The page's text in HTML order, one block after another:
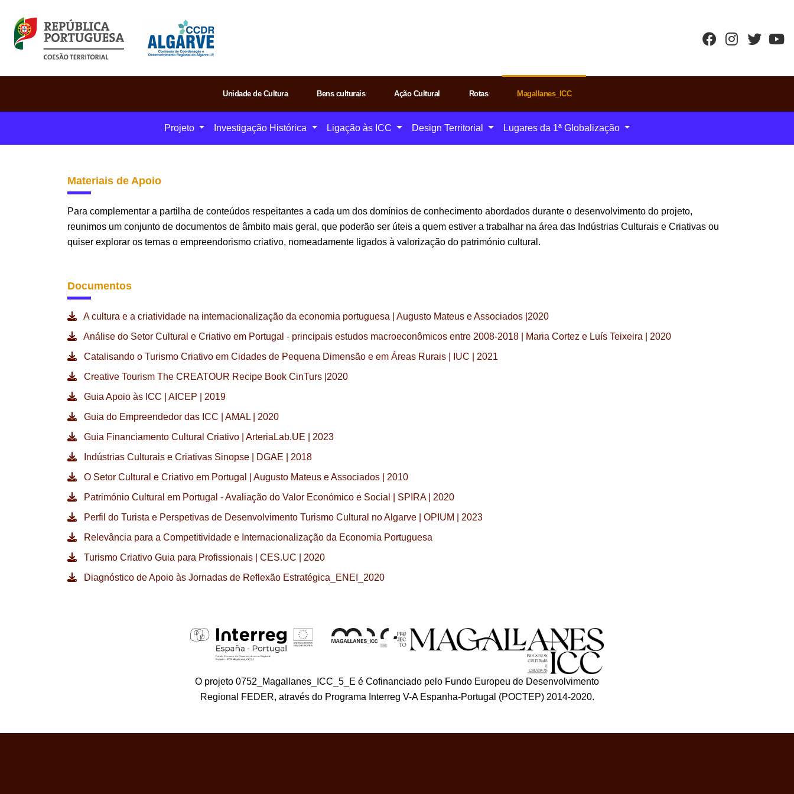
Unidade de Cultura Bens culturais Ação Cultural Rotas Magallanes_ICC
Projeto Investigação Histórica Ligação às ICC Design Territorial Lugares da 1ª Globalização
Materiais de Apoio
Para complementar a partilha de conteúdos respeitantes a cada um dos domínios de conhecimento abordados durante o desenvolvimento do projeto,
reunimos um conjunto de documentos de âmbito mais geral, que poderão ser úteis a quem estiver a trabalhar na área das Indústrias Culturais e Criativas ou
quiser explorar os temas o empreendorismo criativo, nomeadamente ligados à valorização do património cultural.
Documentos
A cultura e a criatividade na internacionalização da economia portuguesa | Augusto Mateus e Associados |2020
Análise do Setor Cultural e Criativo em Portugal - principais estudos macroeconômicos entre 2008-2018 | Maria Cortez e Luís Teixeira | 2020
Catalisando o Turismo Criativo em Cidades de Pequena Dimensão e em Áreas Rurais | IUC | 2021
Creative Tourism The CREATOUR Recipe Book CinTurs |2020
Guia Apoio às ICC | AICEP | 2019
Guia do Empreendedor das ICC | AMAL | 2020
Guia Financiamento Cultural Criativo | ArteriaLab.UE | 2023
Indústrias Culturais e Criativas Sinopse | DGAE | 2018
O Setor Cultural e Criativo em Portugal | Augusto Mateus e Associados | 2010
Património Cultural em Portugal - Avaliação do Valor Económico e Social | SPIRA | 2020
Perfil do Turista e Perspetivas de Desenvolvimento Turismo Cultural no Algarve | OPIUM | 2023
Relevância para a Competitividade e Internacionalização da Economia Portuguesa
Turismo Criativo Guia para Profissionais | CES.UC | 2020
Diagnóstico de Apoio às Jornadas de Reflexão Estratégica_ENEI_2020
O projeto 0752_Magallanes_ICC_5_E é Cofinanciado pelo Fundo Europeu de Desenvolvimento
Regional FEDER, através do Programa Interreg V-A Espanha-Portugal (POCTEP) 2014-2020.